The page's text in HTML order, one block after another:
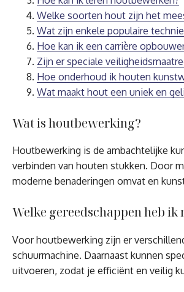
Welke soorten hout zijn het
Wat zijn enkele populaire
Hoe kan ik een carrière
Zijn er speciale
Hoe onderhoud ik houten
Wat maakt hout een uniek en
Wat is houtbewerking?
Houtbewerking is de ambachtelijke
verbinden van houten stukken. Door
moderne benaderingen omvat en
Welke gereedschappen heb
Voor houtbewerking zijn er
schuurmachine. Daarnaast kunnen
uitvoeren, zodat je efficiënt en veilig